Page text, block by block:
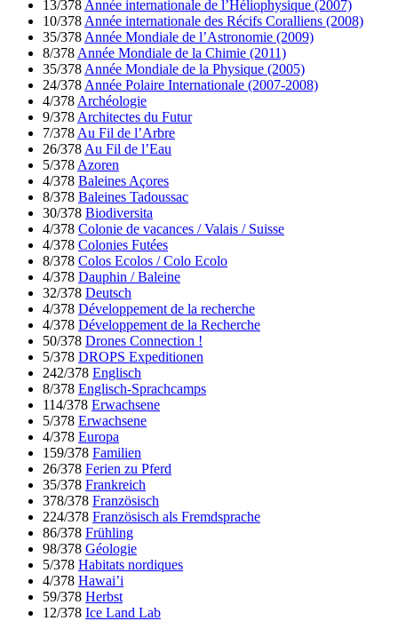
13/378 Année internationale de l’Héliophysique (2007)
10/378 Année internationale des Récifs Coralliens (2008)
35/378 Année Mondiale de l’Astronomie (2009)
8/378 Année Mondiale de la Chimie (2011)
35/378 Année Mondiale de la Physique (2005)
24/378 Année Polaire Internationale (2007-2008)
4/378 Archéologie
9/378 Architectes du Futur
7/378 Au Fil de l’Arbre
26/378 Au Fil de l’Eau
5/378 Azoren
4/378 Baleines Açores
8/378 Baleines Tadoussac
30/378 Biodiversita
4/378 Colonie de vacances / Valais / Suisse
4/378 Colonies Futées
8/378 Colos Ecolos / Colo Ecolo
4/378 Dauphin / Baleine
32/378 Deutsch
4/378 Développement de la recherche
4/378 Développement de la Recherche
50/378 Drones Connection !
5/378 DROPS Expeditionen
242/378 Englisch
8/378 Englisch-Sprachcamps
114/378 Erwachsene
5/378 Erwachsene
4/378 Europa
159/378 Familien
26/378 Ferien zu Pferd
35/378 Frankreich
378/378 Französisch
224/378 Französisch als Fremdsprache
86/378 Frühling
98/378 Géologie
5/378 Habitats nordiques
4/378 Hawai’i
59/378 Herbst
12/378 Ice Land Lab